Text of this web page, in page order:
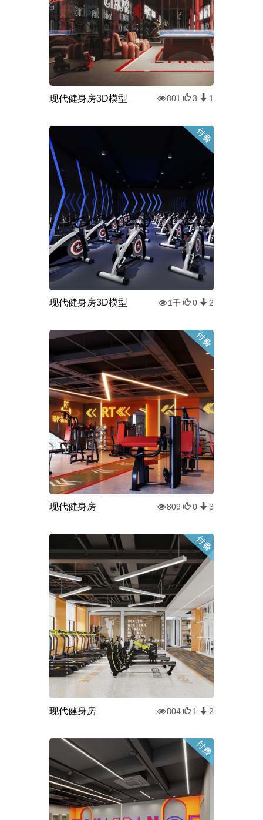
现代健身房3D模型 801 3 1
现代健身房3D模型 1千 0 2
现代健身房 809 0 3
现代健身房 804 1 2